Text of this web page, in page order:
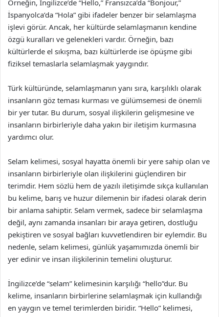
Örneğin, İngilizce’de “Hello,” Fransızca’da “Bonjour,”
İspanyolca’da “Hola” gibi ifadeler benzer bir selamlaşma
işlevi görür. Ancak, her kültürde selamlaşmanın kendine
özgü kuralları ve gelenekleri vardır. Örneğin, bazı
kültürlerde el sıkışma, bazı kültürlerde ise öpüşme gibi
fiziksel temaslarla selamlaşmak yaygındır.
Türk kültüründe, selamlaşmanın yanı sıra, karşılıklı olarak
insanların göz teması kurması ve gülümsemesi de önemli
bir yer tutar. Bu durum, sosyal ilişkilerin gelişmesine ve
insanların birbirleriyle daha yakın bir iletişim kurmasına
yardımcı olur.
Selam kelimesi, sosyal hayatta önemli bir yere sahip olan ve
insanların birbirleriyle olan ilişkilerini güçlendiren bir
terimdir. Hem sözlü hem de yazılı iletişimde sıkça kullanılan
bu kelime, barış ve huzur dilemenin bir ifadesi olarak derin
bir anlama sahiptir. Selam vermek, sadece bir selamlaşma
değil, aynı zamanda insanları bir araya getiren, dostluğu
pekiştiren ve sosyal bağları kuvvetlendiren bir eylemdir. Bu
nedenle, selam kelimesi, günlük yaşamımızda önemli bir
yer edinir ve insan ilişkilerinin temelini oluşturur.
İngilizce’de “selam” kelimesinin karşılığı “hello”dur. Bu
kelime, insanların birbirlerine selamlaşmak için kullandığı
en yaygın ve temel terimlerden biridir. “Hello” kelimesi,